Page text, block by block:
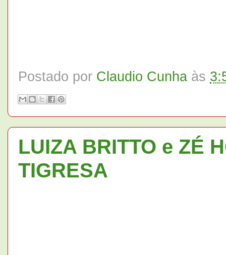
Postado por Claudio Cunha às
LUIZA BRITTO e ZÉ
TIGRESA